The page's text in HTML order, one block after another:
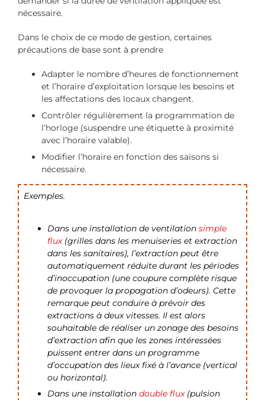
nécessaire.
Dans le choix de ce mode de gestion, certaines
précautions de base sont à prendre
Adapter le nombre d’heures de fonctionnement
et l’horaire d’exploitation lorsque les besoins et
les affectations des locaux changent.
Contrôler régulièrement la programmation de
l’horloge (suspendre une étiquette à proximité
avec l’horaire valable).
Modifier l’horaire en fonction des saisons si
nécessaire.
Exemples.
Dans une installation de ventilation simple
flux(grilles dans les menuiseries et extraction
dans les sanitaires), l’extraction peut être
automatiquement réduite durant les périodes
d’inoccupation (une coupure complète risque
de provoquer la propagation d’odeurs). Cette
remarque peut conduire à prévoir des
extractions à deux vitesses. Il est alors
souhaitable de réaliser un zonage des besoins
d’extraction afin que les zones intéressées
puissent entrer dans un programme
d’occupation des lieux fixé à l’avance (vertical
ou horizontal).
Dans une installation double flux(pulsion